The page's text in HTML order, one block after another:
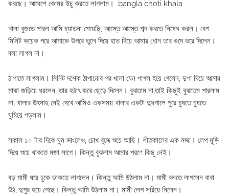
করছে। আবেশে কোমর উচু করতে লাগলাম। bangla choti khala
খালা বুজতে পারল আমি চ্যাতনা পেয়েছি, আস্তে আস্তে শব্দ করতে নিষেধ করল। বেশ
মিনিট কয়েক পরে আমাকে উপরে তুলে দিয়ে হাত দিয়ে আমার ধোন তার গুদে ভরে দিলেন।
বলা লাগল না।
ঠাপাতে লাগলাম। মিনিট দশেক ঠাপানোর পর খালা যেন পাগল হয়ে গেলেন, দুপা দিয়ে আমার
মাঝা জড়িয়ে ধরলেন, তার হঠাৎ করে ছেড়ে দিলেন। বুঝতাম না,তাই কিছুই বুঝতেম পারলাম
না, খালার উৎসাহ নেই দেখে আমিও একসময় খালার একটা দুধগালে পুরে চুষতে চুষতে
ঘুমিয়ে পড়লাম।
সকাল ১০ টার দিকে ঘুম ভাংলেও, চোখ বুজে শুয়ে আছি। শীতকালের এক মজা। লেপ মুড়ি
দিয়ে শুয়ে থাকতে মজা লাগে। কিন্তু বুঝলাম আমার পরণে কিছু নেই।
বড় মামী ঘরে ঢুকে ডাকতে লাগলেন। কিন্তু আমি উঠলাম না। মামী বলতে লাগলেন বাবা
উঠ, দুপুর হয়ে গেছে। কিন্তু আমি উঠলাম না। মামী লেপ সরিয়ে নিলেন।